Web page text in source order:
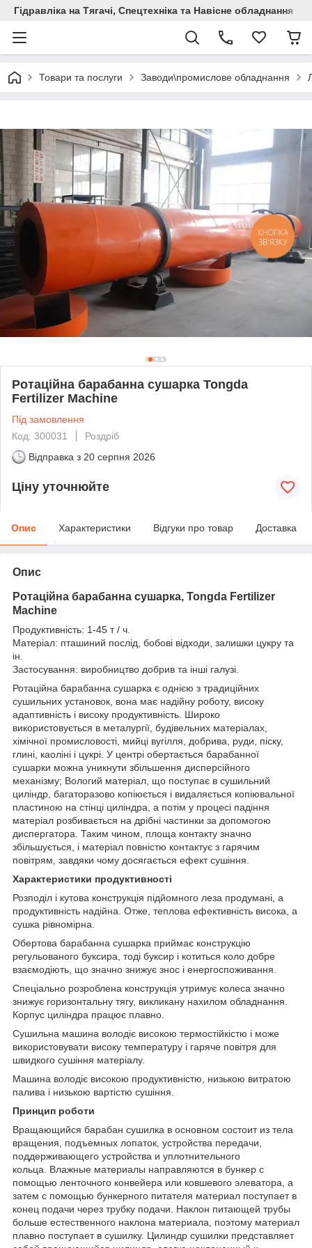
Гідравліка на Тягачі, Спецтехніка та Навісне обладнання
Товари та послуги Заводи\промислове обладнання
Ротаційна барабанна сушарка Tongda
Fertilizer Machine
Під замовлення
Код: 300031
Роздріб
Відправка з 20 серпня 2026
Ціну уточнюйте
Опис Характеристики Відгуки про товар Доставка
Опис
Ротаційна барабанна сушарка, Tongda Fertilizer
Machine
Продуктивність: 1-45 т / ч.
Матеріал: пташиний послід, бобові відходи, залишки цукру та
ін.
Застосування: виробництво добрив та інші галузі.
Ротаційна барабанна сушарка є однією з традиційних
сушильних установок, вона має надійну роботу, високу
адаптивність і високу продуктивність. Широко
використовується в металургії, будівельних матеріалах,
хімічної промисловості, мийці вугілля, добрива, руди, піску,
глині, каоліні і цукрі. У центрі обертається барабанної
сушарки можна уникнути збільшення дисперсійного
механізму; Вологий матеріал, що поступає в сушильний
циліндр, багаторазово копіюється і видаляється копіювальної
пластиною на стінці циліндра, а потім у процесі падіння
матеріал розбивається на дрібні частинки за допомогою
диспергатора. Таким чином, площа контакту значно
збільшується, і матеріал повністю контактує з гарячим
повітрям, завдяки чому досягається ефект сушіння.
Характеристики продуктивності
Розподіл і кутова конструкція підйомного леза продумані, а
продуктивність надійна. Отже, теплова ефективність висока, а
сушка рівномірна.
Обертова барабанна сушарка приймає конструкцію
регульованого буксира, тоді буксир і котиться коло добре
взаємодіють, що значно знижує знос і енергоспоживання.
Спеціально розроблена конструкція утримує колеса значно
знижує горизонтальну тягу, викликану нахилом обладнання.
Корпус циліндра працює плавно.
Сушильна машина володіє високою термостійкістю і може
використовувати високу температуру і гаряче повітря для
швидкого сушіння матеріалу.
Машина володіє високою продуктивністю, низькою витратою
палива і низькою вартістю сушіння.
Принцип роботи
Вращающийся барабан сушилка в основном состоит из тела
вращения, подъемных лопаток, устройства передачи,
поддерживающего устройства и уплотнительного
кольца. Влажные материалы направляются в бункер с
помощью ленточного конвейера или ковшевого элеватора, а
затем с помощью бункерного питателя материал поступает в
конец подачи через трубку подачи. Наклон питающей трубы
больше естественного наклона материала, поэтому материал
плавно поступает в сушилку. Цилиндр сушилки представляет
КНОПКА
ЗВ'ЯЗКУ